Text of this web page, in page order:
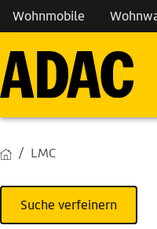
Wohnmobile
LMC
Suche verfeinern